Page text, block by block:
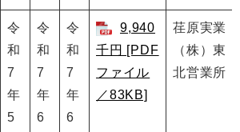
令
和
7
年
5
令
和
7
年
6
令
和
7
年
6
9,940
千円 [PDF
ファイル
／83KB]
荏原実業
（株）東
北営業所